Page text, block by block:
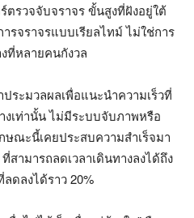
ตรวจจับจราจร ขั้นสูงที่ฝังอยู่ใต้
รจราจรแบบเรียลไทม์ ไม่ใช่การ
ที่หลายคนกังวล
ะมวลผลเพื่อแนะนำความเร็วที่
เท่านั้น ไม่มีระบบจับภาพหรือ
ษณะนี้เคยประสบความสำเร็จมา
สามารถลดเวลาเดินทางลงได้ถึง
ลดลงได้ราว 20%